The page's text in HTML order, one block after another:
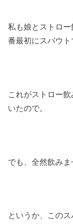
私も娘とストロ
番最初にスパウト
これがストロー
いたので。
でも、全然飲みま
というか、この